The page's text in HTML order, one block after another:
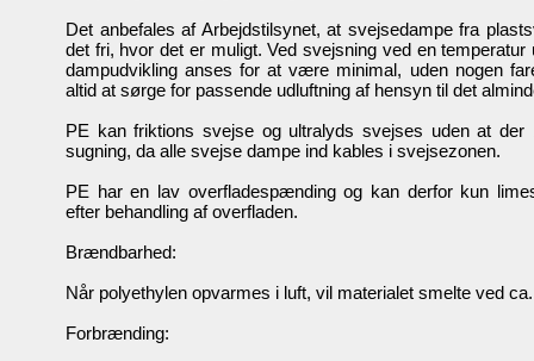
Det anbefales af Arbejdstilsynet, at svejsedampe fra
det fri, hvor det er muligt. Ved svejsning ved en
dampudvikling anses for at være minimal, uden nogen
altid at sørge for passende udluftning af hensyn til det
PE kan friktions svejse og ultralyds svejses uden at der
sugning, da alle svejse dampe ind kables i svejsezonen.
PE har en lav overfladespænding og kan derfor kun
efter behandling af overfladen.
Brændbarhed:
Når polyethylen opvarmes i luft, vil materialet smelte ved
Forbrænding: